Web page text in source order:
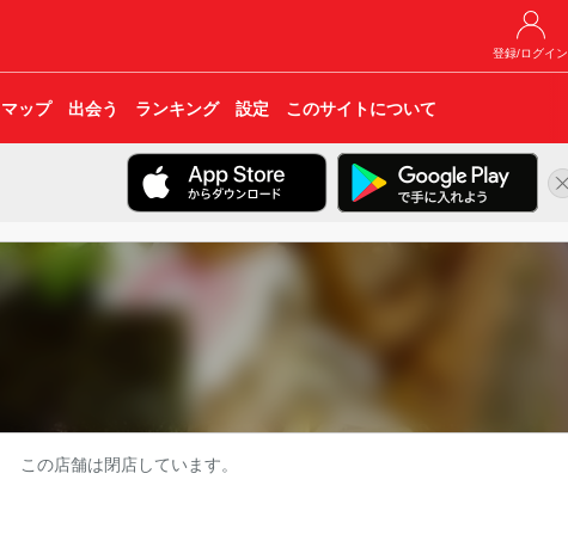
登録/ログイン
マップ 出会う ランキング 設定 このサイトについて
この店舗は閉店しています。